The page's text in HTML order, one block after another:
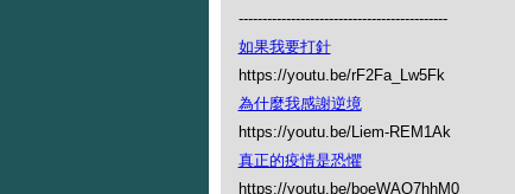
--------------------------------------------
如果我要打針
https://youtu.be/rF2Fa_Lw5Fk
為什麼我感謝逆境
https://youtu.be/Liem-REM1Ak
真正的疫情是恐懼
https://youtu.be/boeWAQ7hhM0